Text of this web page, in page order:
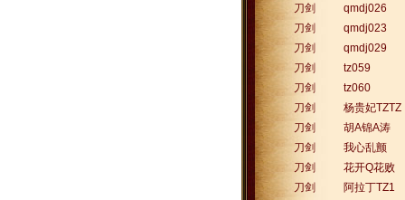
刀剑
qmdj026
刀剑
qmdj023
刀剑
qmdj029
刀剑
tz059
刀剑
tz060
刀剑
杨贵妃TZTZ
刀剑
胡A锦A涛
刀剑
我心乱颤
刀剑
花开Q花败
刀剑
阿拉丁TZ1